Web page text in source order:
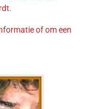
of om een